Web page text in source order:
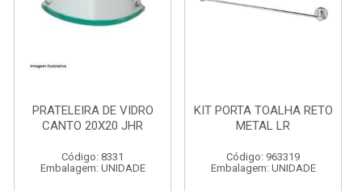
PRATELEIRA DE VIDRO
CANTO 20X20 JHR
Código: 8331
Embalagem: UNIDADE
KIT PORTA TOALHA RETO
METAL LR
Código: 963319
Embalagem: UNIDADE